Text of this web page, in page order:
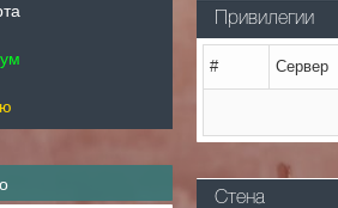
Привилегии
# Сервер
Стена